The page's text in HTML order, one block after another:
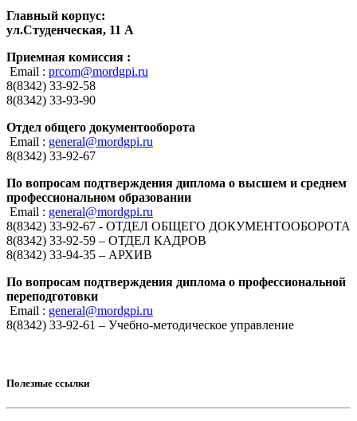
Главный корпус:
ул.Студенческая, 11 А
Приемная комиссия :
Email : prcom@mordgpi.ru
8(8342) 33-92-58
8(8342) 33-93-90
Отдел общего документооборота
Email : general@mordgpi.ru
8(8342) 33-92-67
По вопросам подтверждения диплома о высшем и среднем
профессиональном образовании
Email : general@mordgpi.ru
8(8342) 33-92-67 - ОТДЕЛ ОБЩЕГО ДОКУМЕНТООБОРОТА
8(8342) 33-92-59 – ОТДЕЛ КАДРОВ
8(8342) 33-94-35 – АРХИВ
По вопросам подтверждения диплома о профессиональной
переподготовки
Email : general@mordgpi.ru
8(8342) 33-92-61 – Учебно-методическое управление
Полезные ссылки